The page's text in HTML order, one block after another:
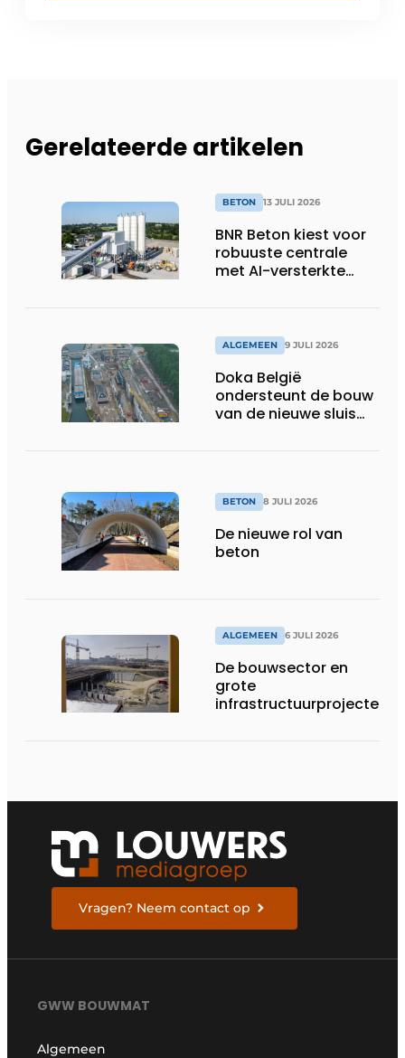
Gerelateerde artikelen
BETON 13 JULI 2026
BNR Beton kiest voor
robuuste centrale
met AI-versterkte
ALGEMEEN 9 JULI 2026
Doka België
ondersteunt de bouw
van de nieuwe sluis
BETON 8 JULI 2026
De nieuwe rol van
beton
ALGEMEEN 6 JULI 2026
De bouwsector en
grote
infrastructuurprojecten
Vragen? Neem contact op
GWW BOUWMAT
Algemeen